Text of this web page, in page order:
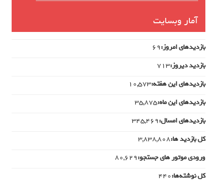
آمار وبسایت
بازدیدهای امروز:69
بازدید دیروز:713
بازدیدهای این هفته:10,573
بازدیدهای این ماه:35,875
بازدیدهای امسال:345,469
کل بازدید ها:3,838,808
ورودی‌ موتور های جستجو:80,629
کل نوشته‌ها:440